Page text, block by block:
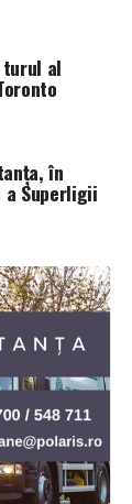
al
în
Superligii